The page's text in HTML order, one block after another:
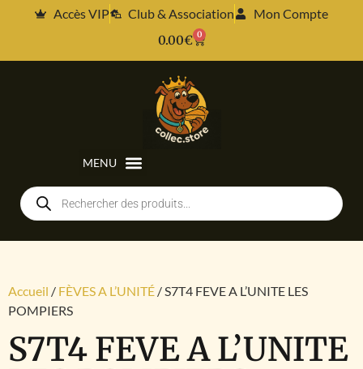
Accès VIP Club & Association
Mon Compte
0.00€ 0
Accueil / FÈVES A L’UNITÉ / S7T4 FEVE A L’UNITE LES
POMPIERS
S7T4 FEVE A L’UNITE